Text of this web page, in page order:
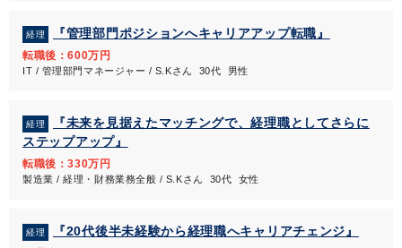
経理 『管理部門ポジションへキャリアアップ転職』
転職後：600万円
IT / 管理部門マネージャー / S.Kさん 30代 男性
経理
『未来を見据えたマッチングで、経理職としてさらに
ステップアップ』
転職後：330万円
製造業 / 経理・財務業務全般 / S.Kさん 30代 女性
経理 『20代後半未経験から経理職へキャリアチェンジ』